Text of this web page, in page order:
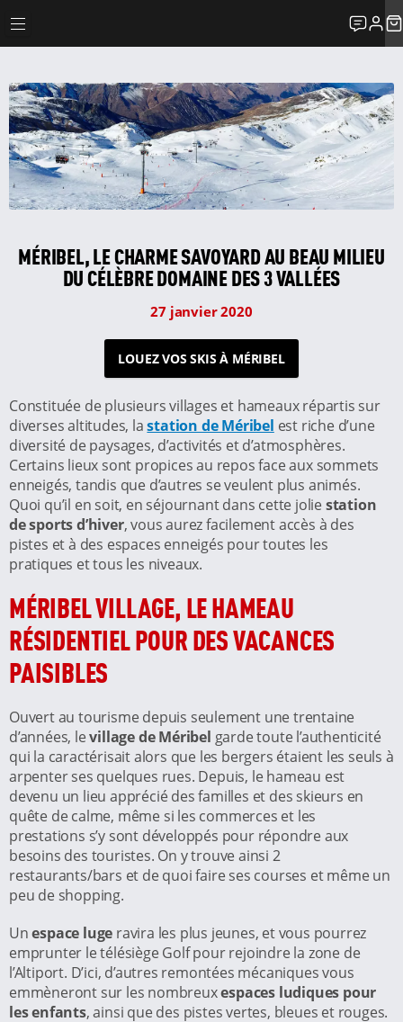
MÉRIBEL, LE CHARME SAVOYARD AU BEAU MILIEU
DU CÉLÈBRE DOMAINE DES 3 VALLÉES
27 janvier 2020
LOUEZ VOS SKIS À MÉRIBEL
Constituée de plusieurs villages et hameaux répartis sur
diverses altitudes, lastation de Méribel est riche d’une
diversité de paysages, d’activités et d’atmosphères.
Certains lieux sont propices au repos face aux sommets
enneigés, tandis que d’autres se veulent plus animés.
Quoi qu’il en soit, en séjournant dans cette jolie station
de sports d’hiver, vous aurez facilement accès à des
pistes et à des espaces enneigés pour toutes les
pratiques et tous les niveaux.
MÉRIBEL VILLAGE, LE HAMEAU
RÉSIDENTIEL POUR DES VACANCES
PAISIBLES
Ouvert au tourisme depuis seulement une trentaine
d’années, levillage de Méribel garde toute l’authenticité
qui la caractérisait alors que les bergers étaient les seuls à
arpenter ses quelques rues. Depuis, le hameau est
devenu un lieu apprécié des familles et des skieurs en
quête de calme, même si les commerces et les
prestations s’y sont développés pour répondre aux
besoins des touristes. On y trouve ainsi 2
restaurants/bars et de quoi faire ses courses et même un
peu de shopping.
Unespace luge ravira les plus jeunes, et vous pourrez
emprunter le télésiège Golf pour rejoindre la zone de
l’Altiport. D’ici, d’autres remontées mécaniques vous
emmèneront sur les nombreuxespaces ludiques pour
les enfants, ainsi que des pistes vertes, bleues et rouges.